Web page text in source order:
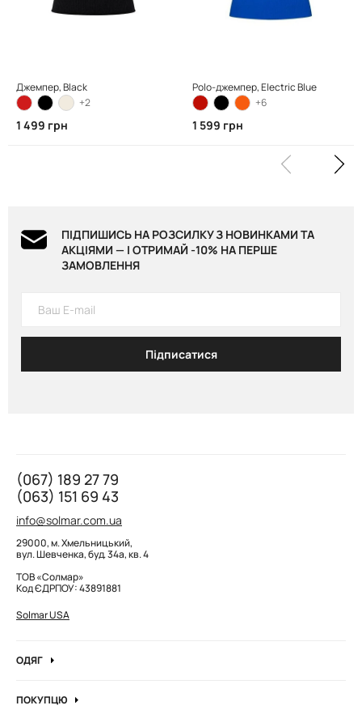
Джемпер, Black
+2
1 499 грн
Polo-джемпер, Electric Blue
+6
1 599 грн
ПІДПИШИСЬ НА РОЗСИЛКУ З НОВИНКАМИ ТА
АКЦІЯМИ — І ОТРИМАЙ -10% НА ПЕРШЕ
ЗАМОВЛЕННЯ
Підписатися
(067) 189 27 79
(063) 151 69 43
info@solmar.com.ua
29000, м. Хмельницький,
вул. Шевченка, буд. 34а, кв. 4
ТОВ «Солмар»
Код ЄДРПОУ: 43891881
Solmar USA
ОДЯГ
Кофти та джемпера
ПОКУПЦЮ